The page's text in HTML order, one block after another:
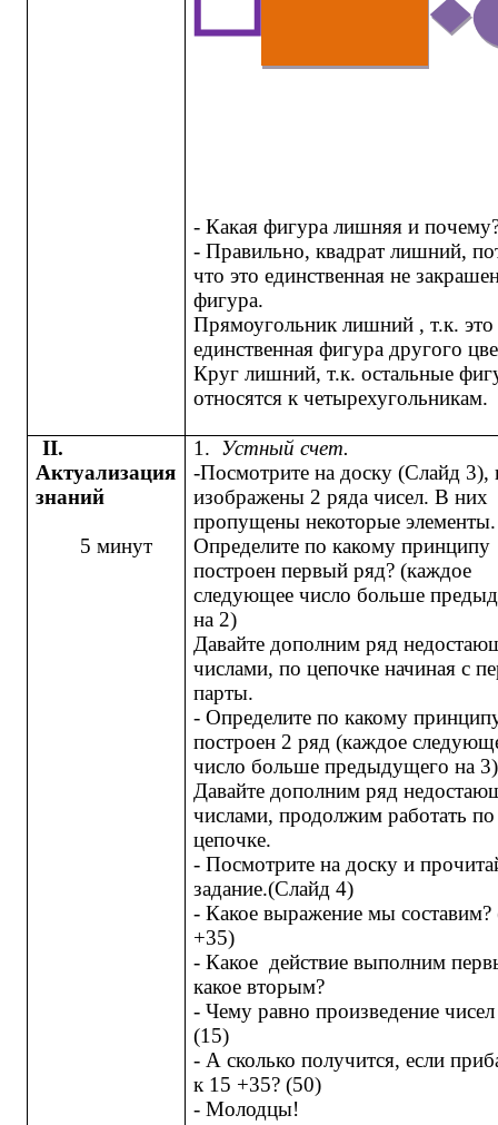
- Какая фигура лишняя и
- Правильно, квадрат лишний,
что это единственная не
фигура.
Прямоугольник лишний , т.к. это
единственная фигура другого
Круг лишний, т.к. остальные
относятся к четырехугольникам.
II.
Актуализация
знаний
5 минут
1. Устный счет.
-Посмотрите на доску (Слайд 3),
изображены 2 ряда чисел. В них
пропущены некоторые элементы.
Определите по какому принципу
построен первый ряд? (каждое
следующее число больше
на 2)
Давайте дополним ряд
числами, по цепочке начиная с
парты.
- Определите по какому
построен 2 ряд (каждое
число больше предыдущего на 3)
Давайте дополним ряд
числами, продолжим работать
цепочке.
- Посмотрите на доску и
задание.(Слайд 4)
- Какое выражение мы
+35)
- Какое действие выполним
какое вторым?
- Чему равно произведение
(15)
- А сколько получится, если
к 15 +35? (50)
- Молодцы!